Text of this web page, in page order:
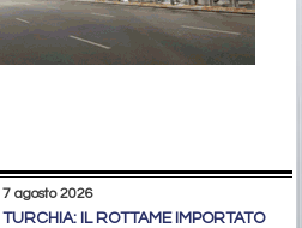
7 agosto 2026
TURCHIA: IL ROTTAME IMPORTATO